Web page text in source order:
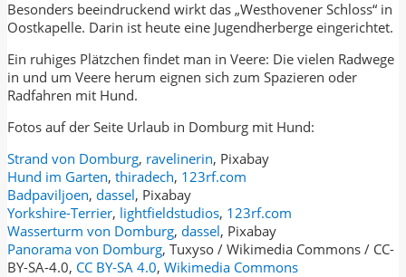
Besonders beeindruckend wirkt das „Westhovener Schloss“ in
Oostkapelle. Darin ist heute eine Jugendherberge eingerichtet.
Ein ruhiges Plätzchen findet man in Veere: Die vielen Radwege
in und um Veere herum eignen sich zum Spazieren oder
Radfahren mit Hund.
Fotos auf der Seite Urlaub in Domburg mit Hund:
Strand von Domburg, ravelinerin, Pixabay
Hund im Garten, thiradech, 123rf.com
Badpaviljoen, dassel, Pixabay
Yorkshire-Terrier, lightfieldstudios, 123rf.com
Wasserturm von Domburg, dassel, Pixabay
Panorama von Domburg, Tuxyso / Wikimedia Commons / CC-
BY-SA-4.0, CC BY-SA 4.0, Wikimedia Commons